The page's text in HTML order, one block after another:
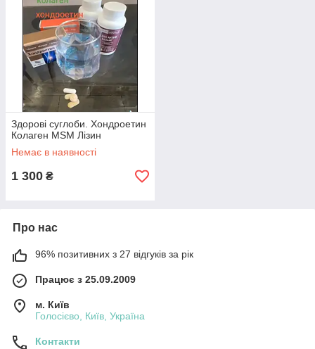
Здорові суглоби. Хондроетин
Колаген MSM Лізин
Немає в наявності
1 300 ₴
Про нас
96% позитивних з 27 відгуків за рік
Працює з 25.09.2009
м. Київ
Голосієво, Київ, Україна
Контакти